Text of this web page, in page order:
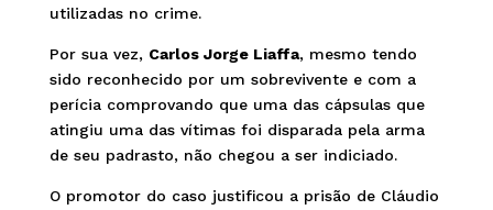
utilizadas no crime.
Por sua vez, Carlos Jorge Liaffa, mesmo tendo
sido reconhecido por um sobrevivente e com a
perícia comprovando que uma das cápsulas que
atingiu uma das vítimas foi disparada pela arma
de seu padrasto, não chegou a ser indiciado.
O promotor do caso justificou a prisão de Cláudio